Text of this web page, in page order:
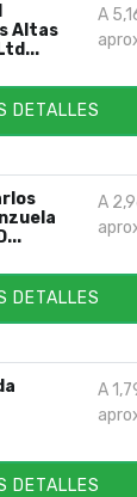
Altas
A
DETALLES
A
DETALLES
A
DETALLES